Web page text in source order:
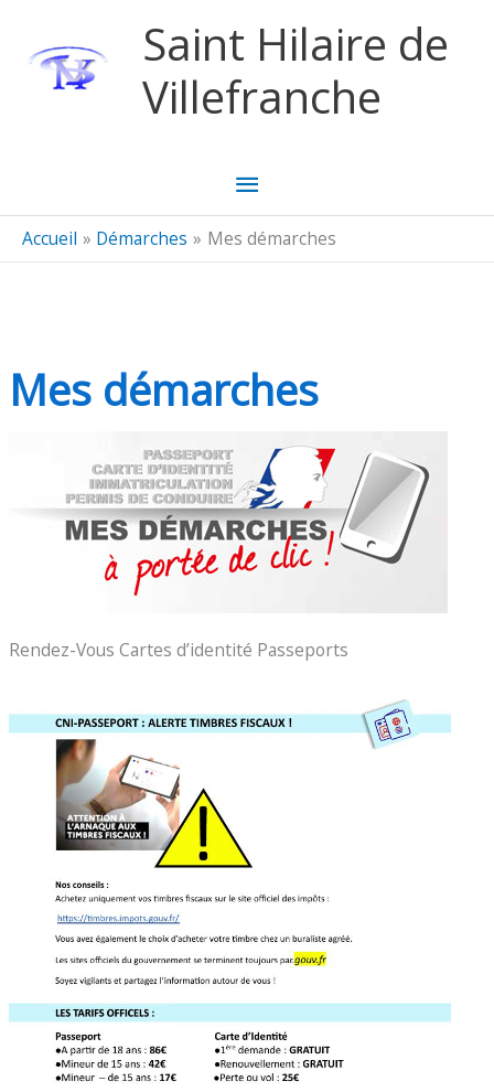
Saint Hilaire de
Villefranche
Menu
principal
Accueil Démarches Mes démarches
Mes démarches
Rendez-Vous Cartes d’identité Passeports